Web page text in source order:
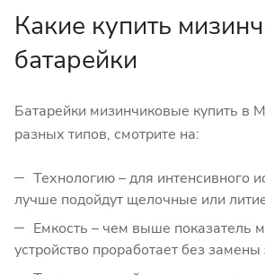
Какие купить
батарейки
Батарейки мизинчиковые купить в
разных типов, смотрите на:
Технологию – для интенсивного
лучше подойдут щелочные или
Емкость – чем выше показатель
устройство проработает без